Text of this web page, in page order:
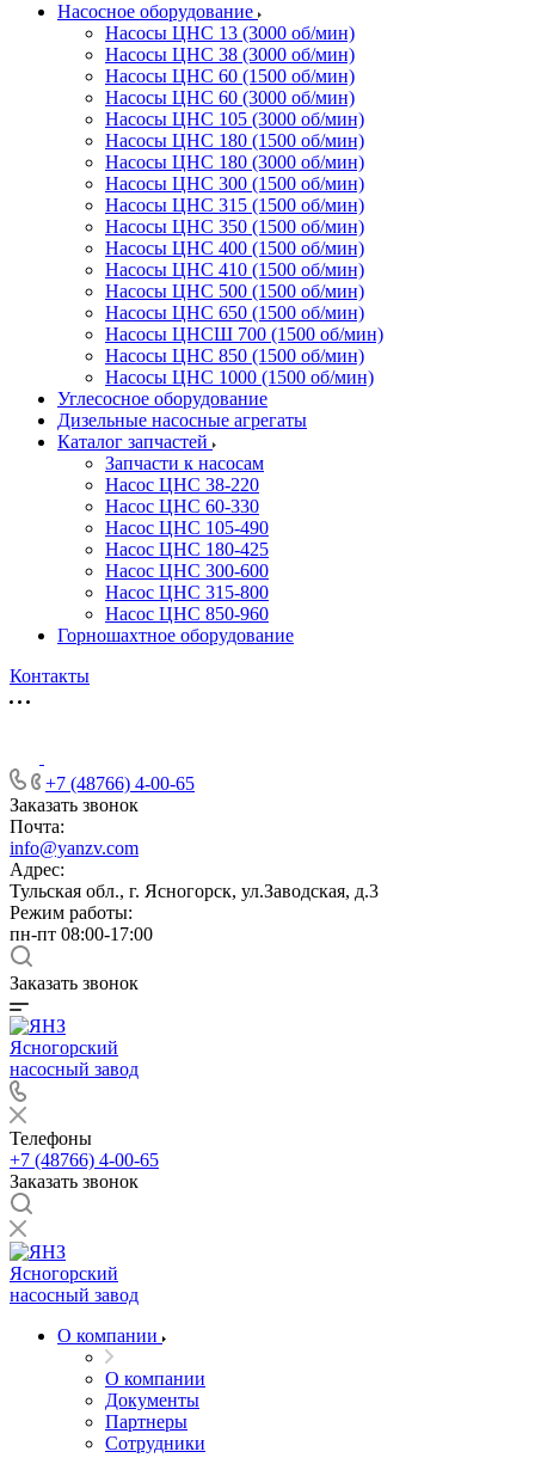
Насосное оборудование
Насосы ЦНС 13 (3000 об/мин)
Насосы ЦНС 38 (3000 об/мин)
Насосы ЦНС 60 (1500 об/мин)
Насосы ЦНС 60 (3000 об/мин)
Насосы ЦНС 105 (3000 об/мин)
Насосы ЦНС 180 (1500 об/мин)
Насосы ЦНС 180 (3000 об/мин)
Насосы ЦНС 300 (1500 об/мин)
Насосы ЦНС 315 (1500 об/мин)
Насосы ЦНС 350 (1500 об/мин)
Насосы ЦНС 400 (1500 об/мин)
Насосы ЦНС 410 (1500 об/мин)
Насосы ЦНС 500 (1500 об/мин)
Насосы ЦНС 650 (1500 об/мин)
Насосы ЦНСШ 700 (1500 об/мин)
Насосы ЦНС 850 (1500 об/мин)
Насосы ЦНС 1000 (1500 об/мин)
Углесосное оборудование
Дизельные насосные агрегаты
Каталог запчастей
Запчасти к насосам
Насос ЦНС 38-220
Насос ЦНС 60-330
Насос ЦНС 105-490
Насос ЦНС 180-425
Насос ЦНС 300-600
Насос ЦНС 315-800
Насос ЦНС 850-960
Горношахтное оборудование
Контакты
+7 (48766) 4-00-65
Заказать звонок
Почта:
info@yanzv.com
Адрес:
Тульская обл., г. Ясногорск, ул.Заводская, д.3
Режим работы:
пн-пт 08:00-17:00
Заказать звонок
Ясногорский
насосный завод
Телефоны
+7 (48766) 4-00-65
Заказать звонок
Ясногорский
насосный завод
О компании
О компании
Документы
Партнеры
Сотрудники